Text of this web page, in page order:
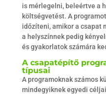
is mérlegelni, beleértve a
költségvetést. A
időzíteni, amikor a csapat
a helyszínnek pedig
és gyakorlatok számára
A csapatépítő
típusai
A programoknak számos
mindegyiknek egyedi